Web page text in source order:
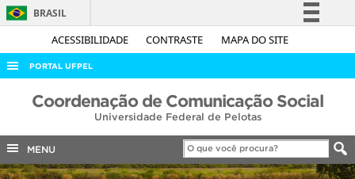
ACESSIBILIDADE CONTRASTE MAPA DO SITE
BRASIL
Simplifique!
Acesso à informação
Legislação
Canais
PORTAL UFPEL
ACESSO À INFORMAÇÃO
COBALTO
CONCURSOS
Coordenação de Comunicação Social
Universidade Federal de Pelotas
MENU